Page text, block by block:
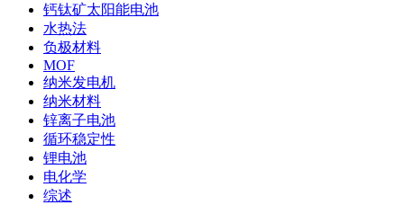
钙钛矿太阳能电池
水热法
负极材料
MOF
纳米发电机
纳米材料
锌离子电池
循环稳定性
锂电池
电化学
综述